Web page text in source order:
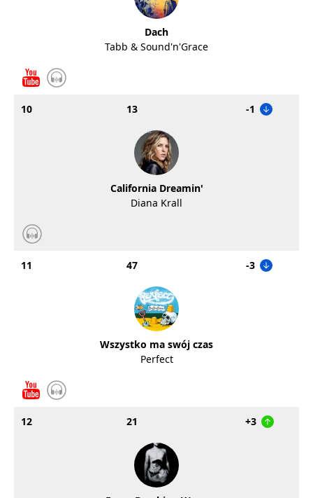
Dach
Tabb & Sound'n'Grace
10 13 -1
California Dreamin'
Diana Krall
11 47 -3
Wszystko ma swój czas
Perfect
12 21 +3